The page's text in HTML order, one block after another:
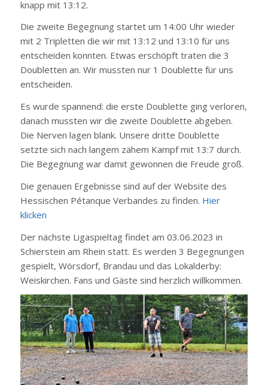
knapp mit 13:12.
Die zweite Begegnung startet um 14:00 Uhr wieder
mit 2 Tripletten die wir mit 13:12 und 13:10 für uns
entscheiden konnten. Etwas erschöpft traten die 3
Doubletten an. Wir mussten nur 1 Doublette für uns
entscheiden.
Es wurde spannend: die erste Doublette ging verloren,
danach mussten wir die zweite Doublette abgeben.
Die Nerven lagen blank. Unsere dritte Doublette
setzte sich nach langem zähem Kampf mit 13:7 durch.
Die Begegnung war damit gewonnen die Freude groß.
Die genauen Ergebnisse sind auf der Website des
Hessischen Pétanque Verbandes zu finden. Hier
klicken
Der nächste Ligaspieltag findet am 03.06.2023 in
Schierstein am Rhein statt. Es werden 3 Begegnungen
gespielt, Wörsdorf, Brandau und das Lokalderby:
Weiskirchen. Fans und Gäste sind herzlich willkommen.